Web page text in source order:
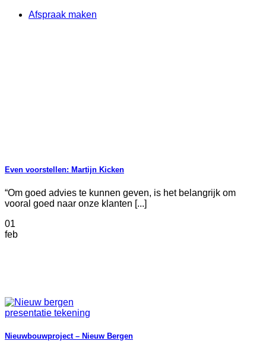
Afspraak maken
Even voorstellen: Martijn Kicken
“Om goed advies te kunnen geven, is het belangrijk om
vooral goed naar onze klanten [...]
01
feb
Nieuwbouwproject – Nieuw Bergen